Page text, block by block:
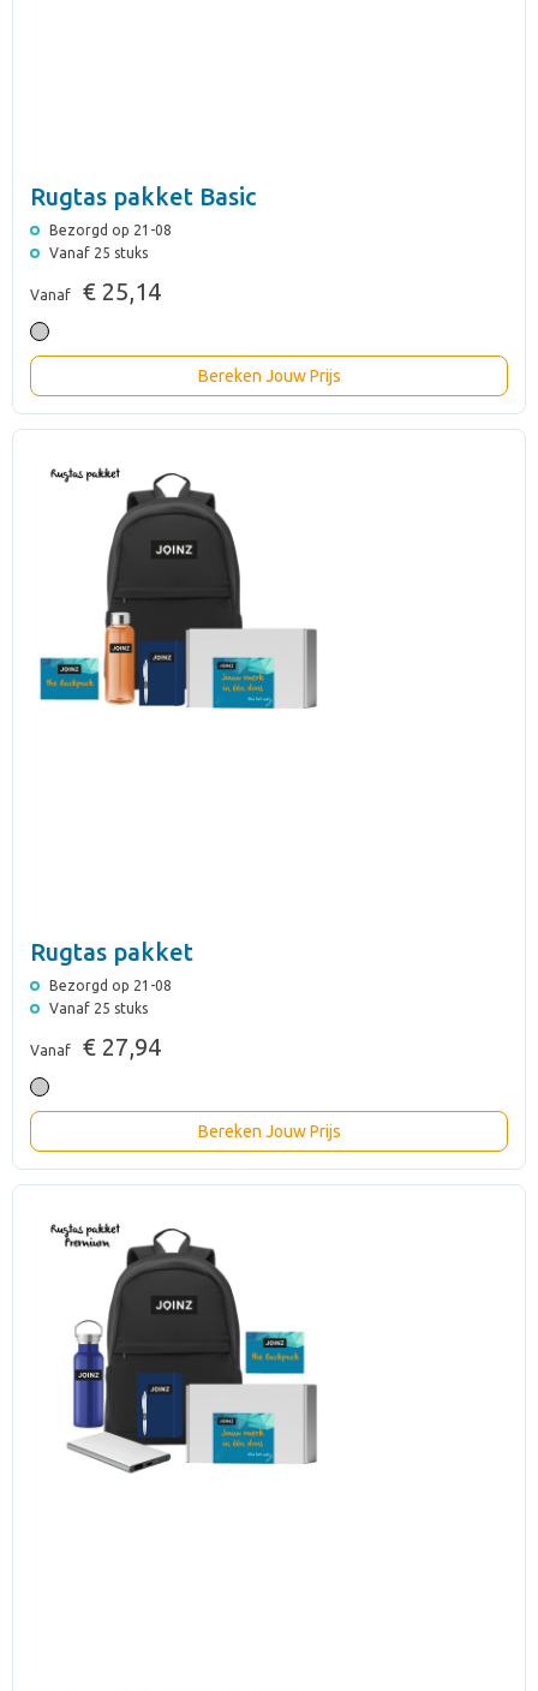
Rugtas pakket Basic
Bezorgd op 21-08
Vanaf 25 stuks
Vanaf € 25,14
Bereken Jouw Prijs
Rugtas pakket
Bezorgd op 21-08
Vanaf 25 stuks
Vanaf € 27,94
Bereken Jouw Prijs